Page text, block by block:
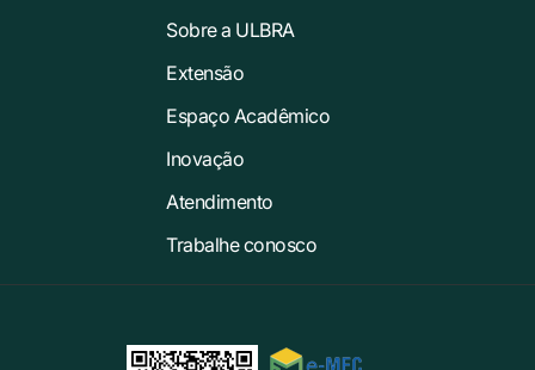
Sobre a ULBRA
Extensão
Espaço Acadêmico
Inovação
Atendimento
Trabalhe conosco